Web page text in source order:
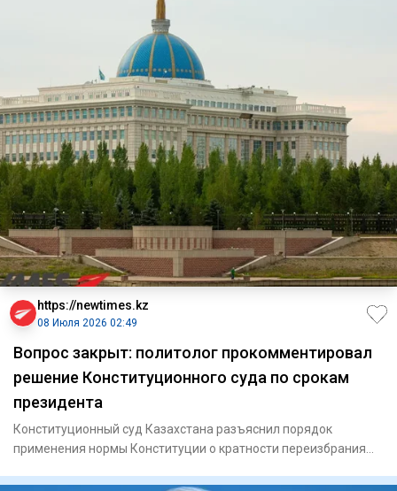
https://newtimes.kz
08 Июля 2026 02:49
Вопрос закрыт: политолог прокомментировал
решение Конституционного суда по срокам
президента
Конституционный суд Казахстана разъяснил порядок
применения нормы Конституции о кратности переизбрания